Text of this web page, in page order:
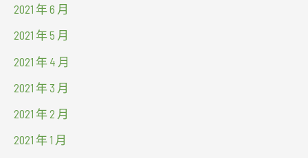
2021 年 6 月
2021 年 5 月
2021 年 4 月
2021 年 3 月
2021 年 2 月
2021 年 1 月